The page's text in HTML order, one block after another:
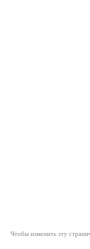
Чтобы изменить эту